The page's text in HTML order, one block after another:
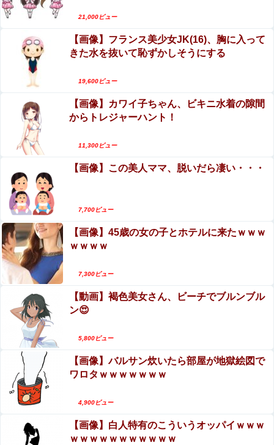
と付き合ったら脳みそ破壊されたお話』をrawや
hitomiを使わずに無料で読む方法│ジャッキー
催！人気の最新作・AVデビュー作品、VR作品が
期間限定セール中！
飛んでくる事故(ﾟoﾟ)
【動画】自動ドアの仕組みを理解した富山のツバ
メが賢い。
【閲覧注意】陽キャ、洪水が起きた川を渡るチャ
ちろ… 落ちろ…）
21,000ビュー
【画像】フランス美少女JK(16)、胸に入って
きた水を抜いて恥ずかしそうにする
19,600ビュー
【画像】カワイ子ちゃん、ビキニ水着の隙間
からトレジャーハント！
11,300ビュー
【画像】この美人ママ、脱いだら凄い・・・
7,700ビュー
【画像】45歳の女の子とホテルに来たｗｗｗ
ｗｗｗｗ
7,300ビュー
【動画】褐色美女さん、ビーチでブルンブル
ン😍
5,800ビュー
【画像】バルサン炊いたら部屋が地獄絵図で
ワロタｗｗｗｗｗｗｗ
4,900ビュー
【画像】白人特有のこういうオッパイｗｗｗ
ｗｗｗｗｗｗｗｗｗｗｗ